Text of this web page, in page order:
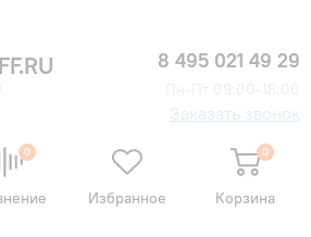
8 495 021 49 29
Заказать звонок
0
Избранное
0
Корзина